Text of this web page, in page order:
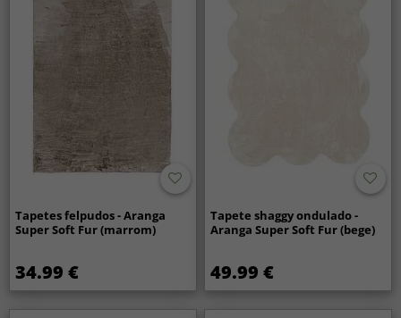
Tapetes felpudos - Aranga
Super Soft Fur (marrom)
34.99 €
Tapete shaggy ondulado -
Aranga Super Soft Fur (bege)
49.99 €